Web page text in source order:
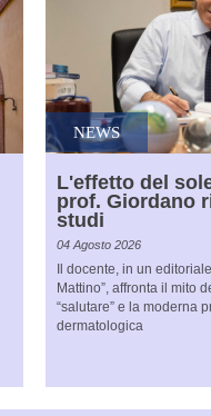
NEWS
L'effetto del
prof. Giordano
studi
04 Agosto 2026
Il docente, in un
Mattino”, affronta il mito
“salutare” e la moderna
dermatologica